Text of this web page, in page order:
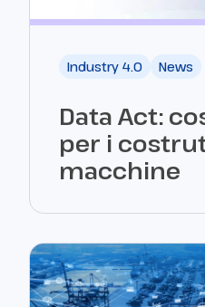
Industry 4.0 News
Data Act:
per i
macchine